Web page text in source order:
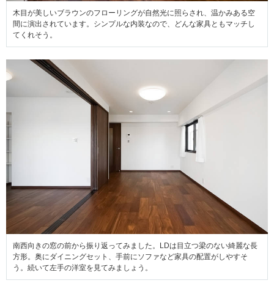
木目が美しいブラウンのフローリングが自然光に照らされ、温かみある空
間に演出されています。シンプルな内装なので、どんな家具ともマッチし
てくれそう。
南西向きの窓の前から振り返ってみました。LDは目立つ梁のない綺麗な長
方形。奥にダイニングセット、手前にソファなど家具の配置がしやすそ
う。続いて左手の洋室を見てみましょう。